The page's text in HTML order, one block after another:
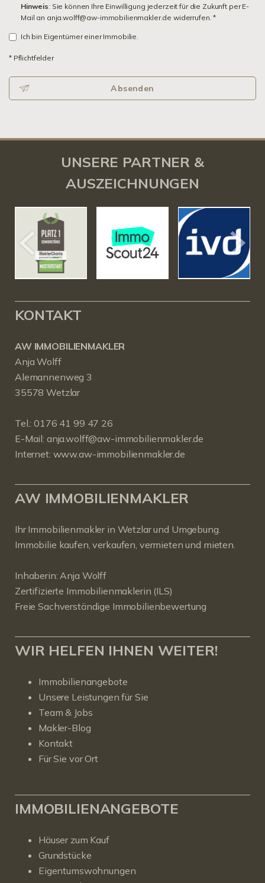
Hinweis: Sie können Ihre Einwilligung jederzeit für die Zukunft per E-
Mail an anja.wolff@aw-immobilienmakler.de widerrufen. *
Ich bin Eigentümer einer Immobilie.
* Pflichtfelder
Absenden
UNSERE PARTNER &
AUSZEICHNUNGEN
KONTAKT
AW IMMOBILIENMAKLER
Anja Wolff
Alemannenweg 3
35578 Wetzlar
Tel.:0176 41 99 47 26
E-Mail: anja.wolff@aw-immobilienmakler.de
Internet: www.aw-immobilienmakler.de
AW IMMOBILIENMAKLER
Ihr Immobilienmakler in Wetzlar und Umgebung.
Immobilie kaufen, verkaufen, vermieten und mieten.
Inhaberin: Anja Wolff
Zertifizierte Immobilienmaklerin (ILS)
Freie Sachverständige Immobilienbewertung
WIR HELFEN IHNEN WEITER!
Immobilienangebote
Unsere Leistungen für Sie
Team & Jobs
Makler-Blog
Kontakt
Für Sie vor Ort
IMMOBILIENANGEBOTE
Häuser zum Kauf
Grundstücke
Eigentumswohnungen